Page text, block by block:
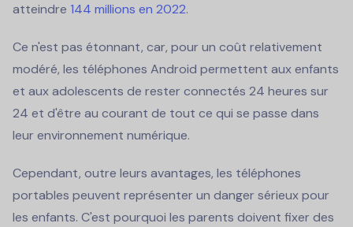
atteindre 144 millions en 2022.
Ce n'est pas étonnant, car, pour un coût relativement
modéré, les téléphones Android permettent aux enfants
et aux adolescents de rester connectés 24 heures sur
24 et d'être au courant de tout ce qui se passe dans
leur environnement numérique.
Cependant, outre leurs avantages, les téléphones
portables peuvent représenter un danger sérieux pour
les enfants. C'est pourquoi les parents doivent fixer des